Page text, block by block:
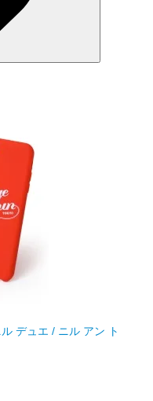
デュエ / ニル アン ト